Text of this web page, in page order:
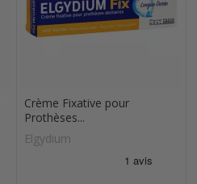
Crème Fixative pour
Prothèses...
Elgydium